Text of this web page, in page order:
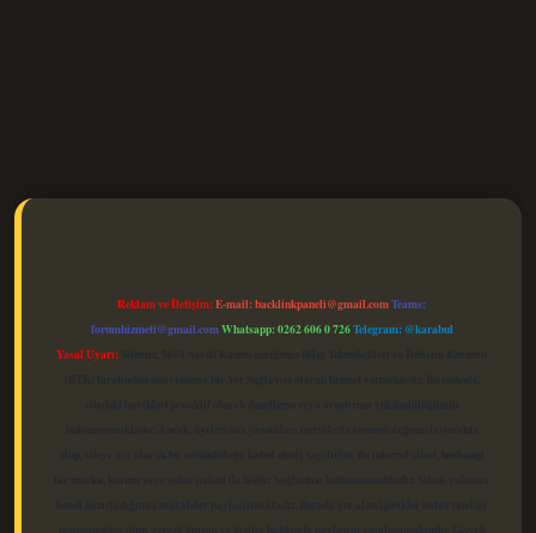
Reklam ve İletişim:E-mail:backlinkpaneli@gmail.comTeams:
forumhizmeti@gmail.comWhatsapp: 0262 606 0 726Telegram: @karabul
Yasal Uyarı: